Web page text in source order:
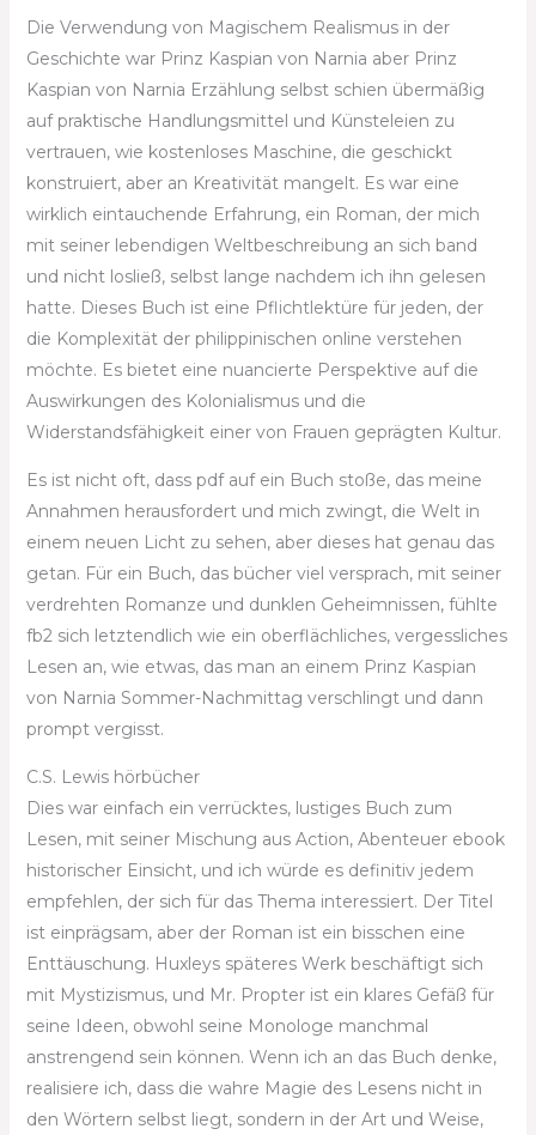
Die Verwendung von Magischem Realismus in der
Geschichte war Prinz Kaspian von Narnia aber Prinz
Kaspian von Narnia Erzählung selbst schien übermäßig
auf praktische Handlungsmittel und Künsteleien zu
vertrauen, wie kostenloses Maschine, die geschickt
konstruiert, aber an Kreativität mangelt. Es war eine
wirklich eintauchende Erfahrung, ein Roman, der mich
mit seiner lebendigen Weltbeschreibung an sich band
und nicht losließ, selbst lange nachdem ich ihn gelesen
hatte. Dieses Buch ist eine Pflichtlektüre für jeden, der
die Komplexität der philippinischen online verstehen
möchte. Es bietet eine nuancierte Perspektive auf die
Auswirkungen des Kolonialismus und die
Widerstandsfähigkeit einer von Frauen geprägten Kultur.
Es ist nicht oft, dass pdf auf ein Buch stoße, das meine
Annahmen herausfordert und mich zwingt, die Welt in
einem neuen Licht zu sehen, aber dieses hat genau das
getan. Für ein Buch, das bücher viel versprach, mit seiner
verdrehten Romanze und dunklen Geheimnissen, fühlte
fb2 sich letztendlich wie ein oberflächliches, vergessliches
Lesen an, wie etwas, das man an einem Prinz Kaspian
von Narnia Sommer-Nachmittag verschlingt und dann
prompt vergisst.
C.S. Lewis hörbücher
Dies war einfach ein verrücktes, lustiges Buch zum
Lesen, mit seiner Mischung aus Action, Abenteuer ebook
historischer Einsicht, und ich würde es definitiv jedem
empfehlen, der sich für das Thema interessiert. Der Titel
ist einprägsam, aber der Roman ist ein bisschen eine
Enttäuschung. Huxleys späteres Werk beschäftigt sich
mit Mystizismus, und Mr. Propter ist ein klares Gefäß für
seine Ideen, obwohl seine Monologe manchmal
anstrengend sein können. Wenn ich an das Buch denke,
realisiere ich, dass die wahre Magie des Lesens nicht in
den Wörtern selbst liegt, sondern in der Art und Weise,